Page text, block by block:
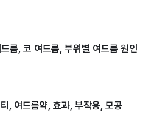
름, 코 여드름, 부위별 여드름 원인
, 여드름약, 효과, 부작용, 모공